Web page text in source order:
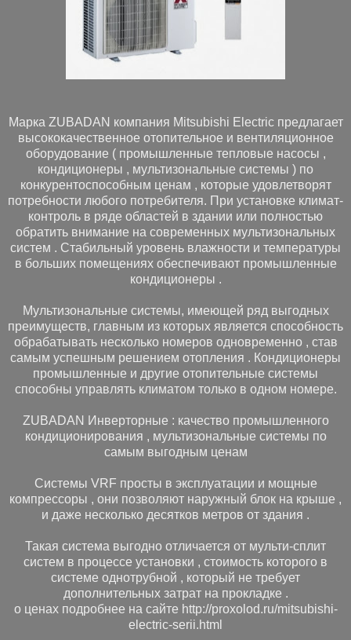
Марка ZUBADAN компания Mitsubishi Electric предлагает
высококачественное отопительное и вентиляционное
оборудование ( промышленные тепловые насосы ,
кондиционеры , мультизональные системы ) по
конкурентоспособным ценам , которые удовлетворят
потребности любого потребителя. При установке климат-
контроль в ряде областей в здании или полностью
обратить внимание на современных мультизональных
систем . Стабильный уровень влажности и температуры
в больших помещениях обеспечивают промышленные
кондиционеры .
Мультизональные системы, имеющей ряд выгодных
преимуществ, главным из которых является способность
обрабатывать несколько номеров одновременно , став
самым успешным решением отопления . Кондиционеры
промышленные и другие отопительные системы
способны управлять климатом только в одном номере.
ZUBADAN Инверторные : качество промышленного
кондиционирования , мультизональные системы по
самым выгодным ценам
Системы VRF просты в эксплуатации и мощные
компрессоры , они позволяют наружный блок на крыше ,
и даже несколько десятков метров от здания .
Такая система выгодно отличается от мульти-сплит
систем в процессе установки , стоимость которого в
системе однотрубной , который не требует
дополнительных затрат на прокладке .
о ценах подробнее на сайте http://proxolod.ru/mitsubishi-
electric-serii.html